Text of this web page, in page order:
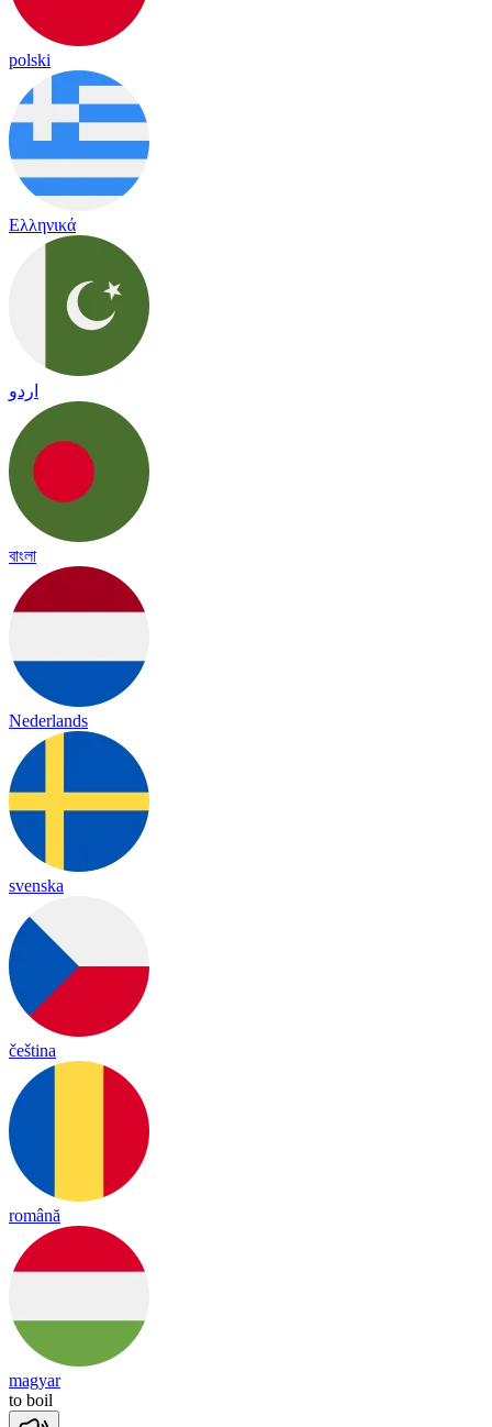
polski
Ελληνικά
اردو
বাংলা
Nederlands
svenska
čeština
română
magyar
to boil